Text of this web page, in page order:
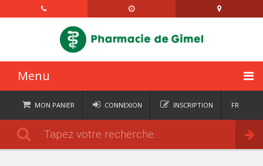
Menu
ACCUEIL
CATÉGORIES
MON PANIER
Commander
CONNEXION INSCRIPTION FR